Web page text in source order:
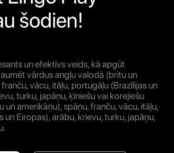
šodien!
un efektīvs veids, kā apgūt
vārdus angļu valodā (britu un
vācu, itāļu, portugāļu (Brazīlijas un
turku, japāņu, ķīniešu vai korejiešu
un amerikāņu), spāņu, franču, vācu, itāļu,
un Eiropas), arābu, krievu, turku, japāņu,